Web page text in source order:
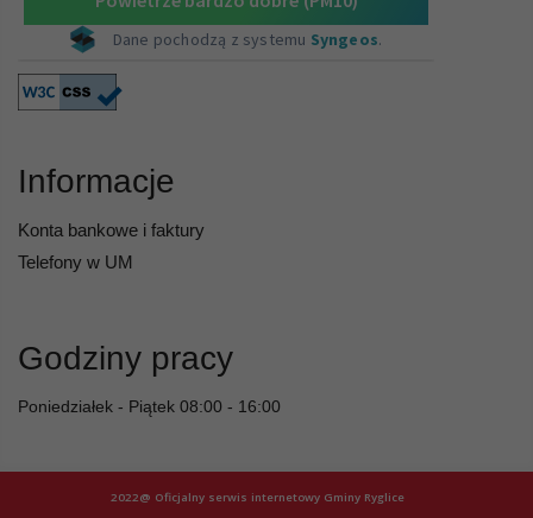
Informacje
Konta bankowe i faktury
Telefony w UM
Godziny pracy
Poniedziałek - Piątek 08:00 - 16:00
2022@ Oficjalny serwis internetowy Gminy Ryglice